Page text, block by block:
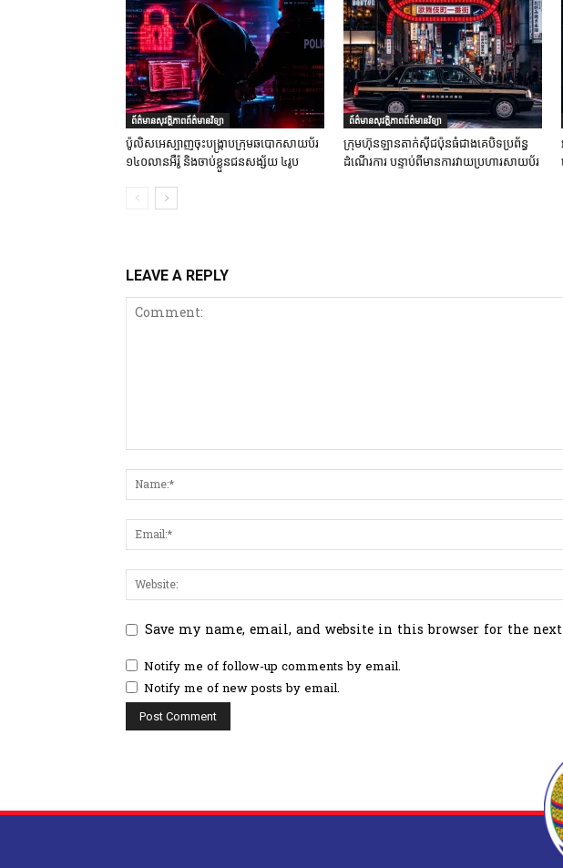
ព័ត៌មានសុវត្ថិភាពព័ត៌មានវិទ្យា
ប៉ូលិសអេស្បាញចុះបង្រ្កាបក្រុមឆបោកសាយប័រ
១៤០លានអឺរ៉ូ និងចាប់ខ្លួនជនសង្ស័យ ៤រូប
ព័ត៌មានសុវត្ថិភាពព័ត៌មានវិទ្យា
ក្រុមហ៊ុនឡានតាក់ស៊ីជប៉ុនធំជាងគេបិទប្រព័ន្ធ
ដំណើរការ បន្ទាប់ពីមានការវាយប្រហារសាយប័រ
LEAVE A REPLY
Save my name, email, and website in this browser for the
Notify me of follow-up comments by email.
Notify me of new posts by email.